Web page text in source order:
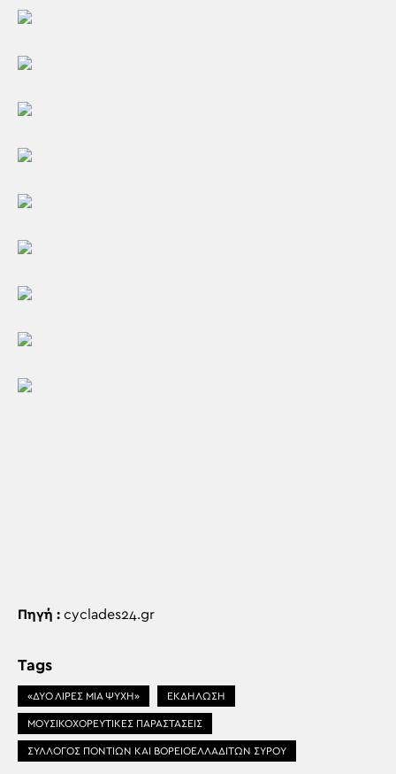
Πηγή : cyclades24.gr
Tags
«ΔΥΟ ΛΙΡΕΣ ΜΙΑ ΨΥΧΗ» ΕΚΔΗΛΩΣΗ
ΜΟΥΣΙΚΟΧΟΡΕΥΤΙΚΕΣ ΠΑΡΑΣΤΑΣΕΙΣ
ΣΥΛΛΟΓΟΣ ΠΟΝΤΙΩΝ ΚΑΙ ΒΟΡΕΙΟΕΛΛΑΔΙΤΩΝ ΣΥΡΟΥ